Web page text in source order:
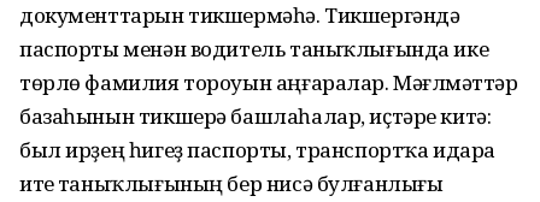
документтарын тикшермәһә. Тикшергәндә
паспорты менән водитель таныҡлығында ике
төрлө фамилия тороуын аңғаралар. Мәғлүмәттәр
базаһынын тикшерә башлаһалар, иҫтәре китә:
был ирҙең һигеҙ паспорты, транспортҡа идара
итеү таныҡлығының бер нисә булғанлығы